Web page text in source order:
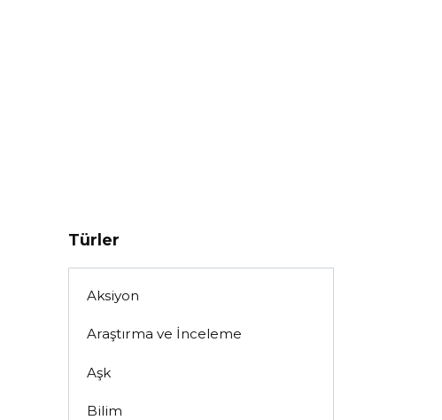
Türler
Aksiyon
Araştırma ve İnceleme
Aşk
Bilim